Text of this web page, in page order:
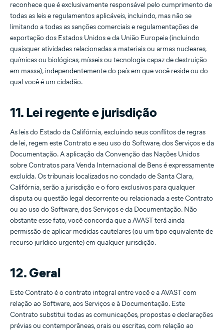
reconhece que é exclusivamente responsável pelo cumprimento de
todas as leis e regulamentos aplicáveis, incluindo, mas não se
limitando a todas as sanções comerciais e regulamentações de
exportação dos Estados Unidos e da União Europeia (incluindo
quaisquer atividades relacionadas a materiais ou armas nucleares,
químicas ou biológicas, mísseis ou tecnologia capaz de destruição
em massa), independentemente do país em que você reside ou do
qual você é um cidadão.
11. Lei regente e jurisdição
As leis do Estado da Califórnia, excluindo seus conflitos de regras
de lei, regem este Contrato e seu uso do Software, dos Serviços e da
Documentação. A aplicação da Convenção das Nações Unidos
sobre Contratos para Venda Internacional de Bens é expressamente
excluída. Os tribunais localizados no condado de Santa Clara,
Califórnia, serão a jurisdição e o foro exclusivos para qualquer
disputa ou questão legal decorrente ou relacionada a este Contrato
ou ao uso do Software, dos Serviços e da Documentação. Não
obstante esse fato, você concorda que a AVAST terá ainda
permissão de aplicar medidas cautelares (ou um tipo equivalente de
recurso jurídico urgente) em qualquer jurisdição.
12. Geral
Este Contrato é o contrato integral entre você e a AVAST com
relação ao Software, aos Serviços e à Documentação. Este
Contrato substitui todas as comunicações, propostas e declarações
prévias ou contemporâneas, orais ou escritas, com relação ao